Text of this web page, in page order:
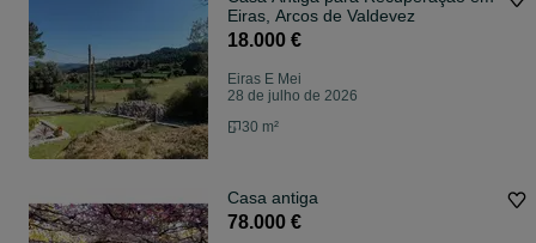
Eiras, Arcos de Valdevez
18.000 €
Eiras E Mei
28 de julho de 2026
30 m²
Casa antiga
78.000 €